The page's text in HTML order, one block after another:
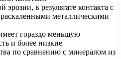
в результате контакта с
металлическими
гораздо меньшую
и более низкие
по сравнению с минералом из